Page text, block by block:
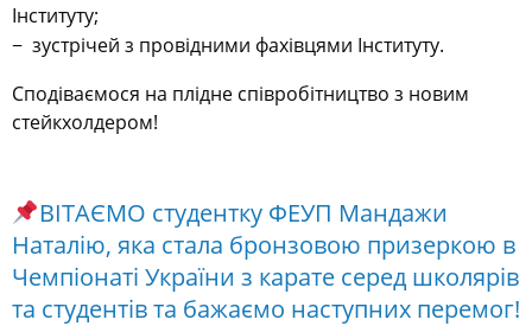
Інституту;
− зустрічей з провідними фахівцями Інституту.
Сподіваємося на плідне співробітництво з новим
стейкхолдером!
ВІТАЄМО студентку ФЕУП Мандажи
Наталію, яка стала бронзовою призеркою в
Чемпіонаті України з карате серед школярів
та студентів та бажаємо наступних перемог!